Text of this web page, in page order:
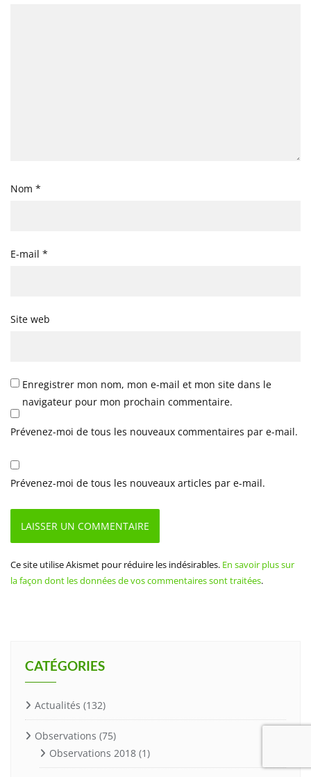
Nom *
E-mail *
Site web
Enregistrer mon nom, mon e-mail et mon site dans le
navigateur pour mon prochain commentaire.
Prévenez-moi de tous les nouveaux commentaires par e-mail.
Prévenez-moi de tous les nouveaux articles par e-mail.
Ce site utilise Akismet pour réduire les indésirables. En savoir plus sur
la façon dont les données de vos commentaires sont traitées.
CATÉGORIES
Actualités (132)
Observations (75)
Observations 2018 (1)